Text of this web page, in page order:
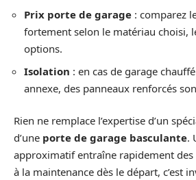
Prix porte de garage : comparez
fortement selon le matériau choisi,
options.
Isolation : en cas de garage
annexe, des panneaux renforcés
Rien ne remplace l’expertise d’un
d’une porte de garage basculante.
approximatif entraîne rapidement des
à la maintenance dès le départ, c’est